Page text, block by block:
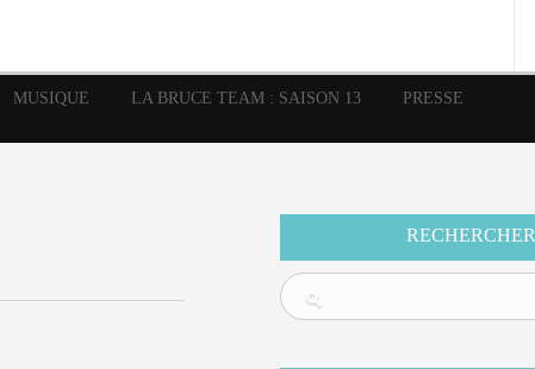
MUSIQUE LA BRUCE TEAM : SAISON 13 PRESSE
RECHERCHER
Mangas Marvel Mattie boy Musique
Panini Présence
Punisher Rock Semic Special Guest Spidey Superman